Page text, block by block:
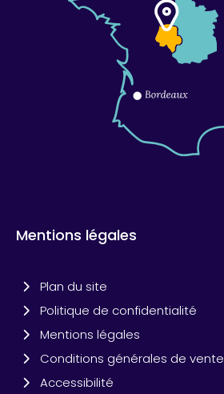
Mentions légales
Plan du site
Politique de confidentialité
Mentions légales
Conditions générales de vente
Accessibilité